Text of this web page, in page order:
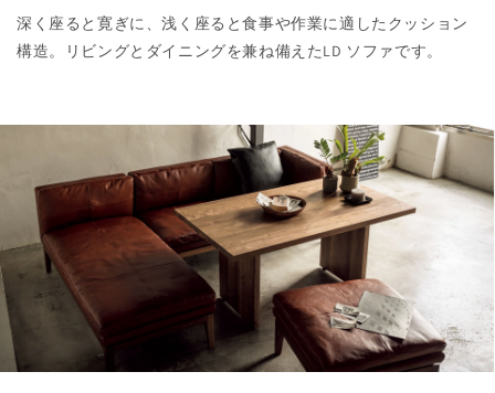
深く座ると寛ぎに、浅く座ると食事や作業に適したクッション
構造。リビングとダイニングを兼ね備えたLD ソファです。